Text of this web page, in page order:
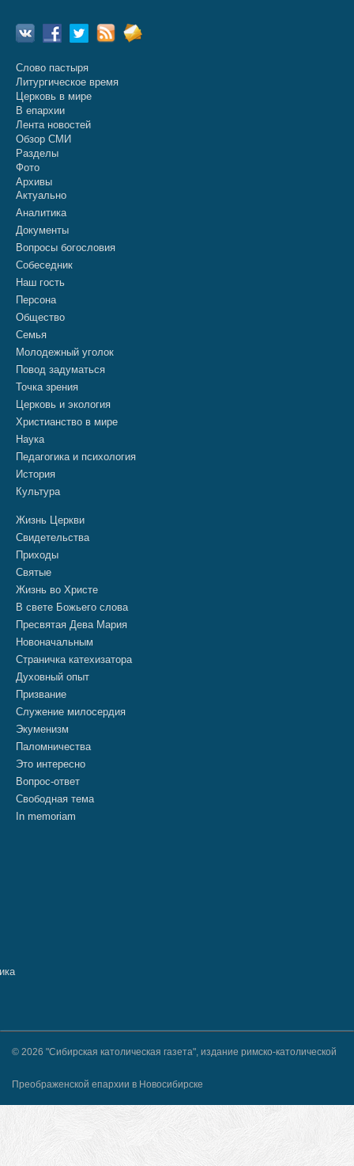
Слово пастыря
Литургическое время
Церковь в мире
В епархии
Лента новостей
Обзор СМИ
Разделы
Фото
Архивы
Актуально
Аналитика
Документы
Вопросы богословия
Собеседник
Наш гость
Персона
Общество
Семья
Молодежный уголок
Повод задуматься
Точка зрения
Церковь и экология
Христианство в мире
Наука
Педагогика и психология
История
Культура
Жизнь Церкви
Свидетельства
Приходы
Святые
Жизнь во Христе
В свете Божьего слова
Пресвятая Дева Мария
Новоначальным
Страничка катехизатора
Духовный опыт
Призвание
Служение милосердия
Экуменизм
Паломничества
Это интересно
Вопрос-ответ
Свободная тема
In memoriam
© 2026 "Сибирская католическая газета", издание римско-католической
Преображенской епархии в Новосибирске